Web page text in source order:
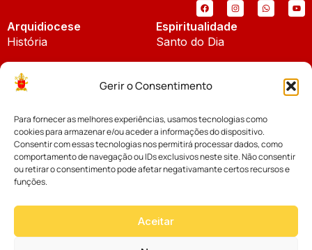
Gerir o Consentimento
Para fornecer as melhores experiências, usamos tecnologias como
cookies para armazenar e/ou aceder a informações do dispositivo.
Consentir com essas tecnologias nos permitirá processar dados, como
comportamento de navegação ou IDs exclusivos neste site. Não consentir
ou retirar o consentimento pode afetar negativamante certos recursos e
funções.
Aceitar
Arquidiocese
História
Padroeira
Espiritualidade
Santo do Dia
Notícias
Notícias da Arquidiocese
Notícias Cáritas
Palavra dos Bispos
Cúria Diocesana
Fundo Diocesano
Vicariatos da Educação